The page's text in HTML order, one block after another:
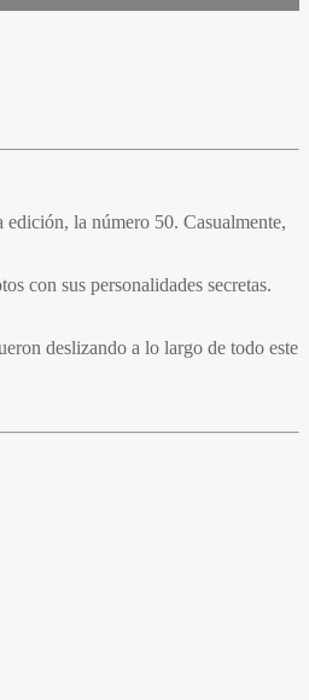
edición, la número 50. Casualmente,
con sus personalidades secretas.
deslizando a lo largo de todo este